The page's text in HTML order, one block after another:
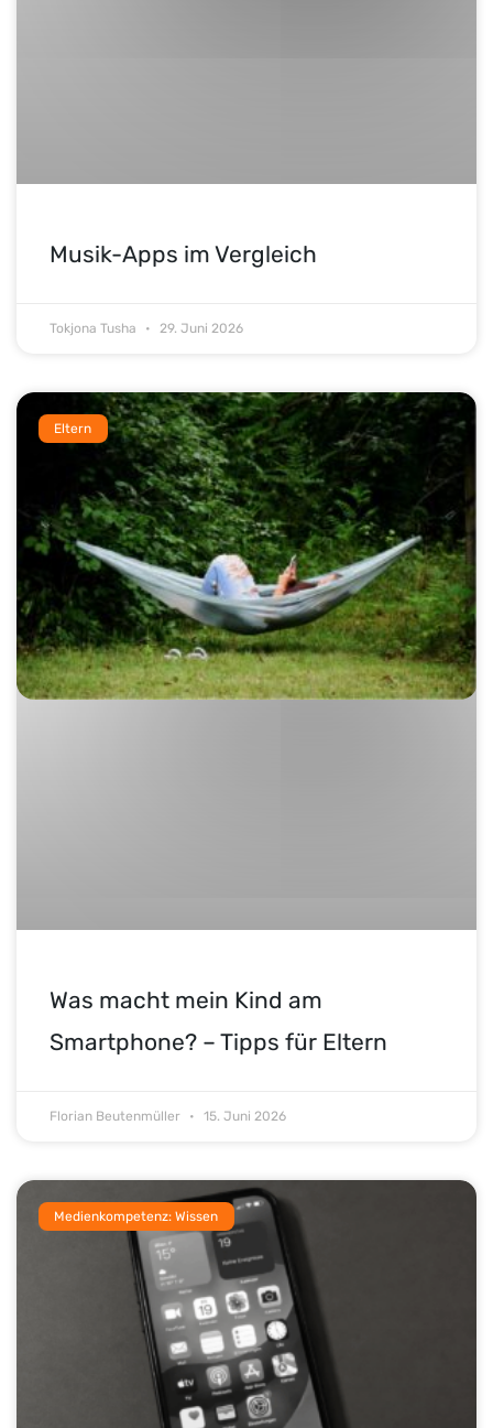
Musik-Apps im Vergleich
Tokjona Tusha 29. Juni 2026
Eltern
Was macht mein Kind am
Smartphone? – Tipps für Eltern
Florian Beutenmüller 15. Juni 2026
Medienkompetenz: Wissen